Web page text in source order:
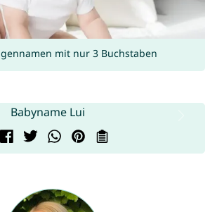
mit nur 3 Buchstaben